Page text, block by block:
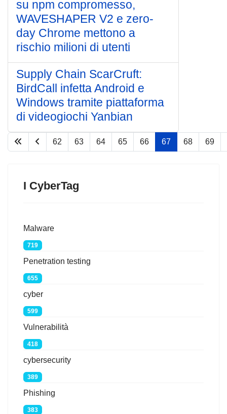
su npm compromesso,
WAVESHAPER V2 e zero-
day Chrome mettono a
rischio milioni di utenti
Supply Chain ScarCruft:
BirdCall infetta Android e
Windows tramite piattaforma
di videogiochi Yanbian
Pagina 67 di 75
62 63 64 65 66 67 68 69
I CyberTag
Malware
719
Penetration testing
655
cyber
599
Vulnerabilità
418
cybersecurity
389
Phishing
383